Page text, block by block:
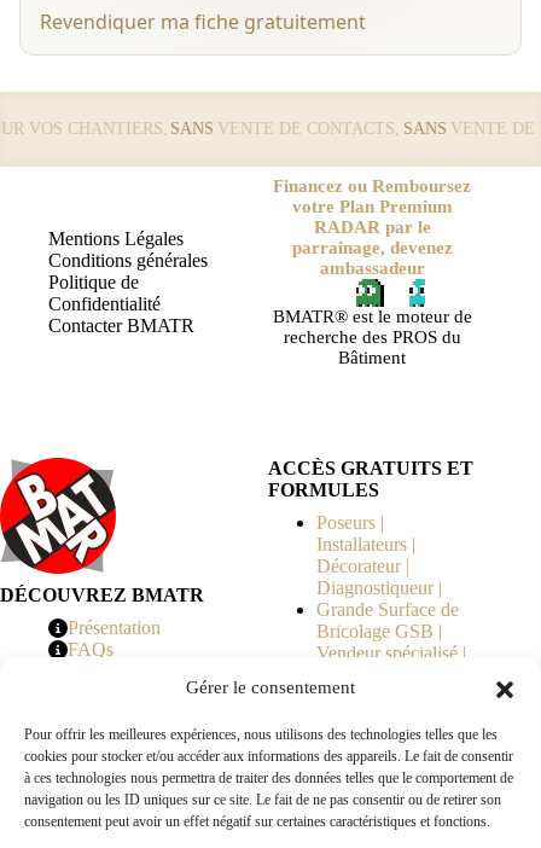
Gérer le consentement
Pour offrir les meilleures expériences, nous utilisons des technologies telles que les
cookies pour stocker et/ou accéder aux informations des appareils. Le fait de consentir
à ces technologies nous permettra de traiter des données telles que le comportement de
navigation ou les ID uniques sur ce site. Le fait de ne pas consentir ou de retirer son
consentement peut avoir un effet négatif sur certaines caractéristiques et fonctions.
Revendiquer ma fiche gratuitement
VOS CHANTIERS, SANSVENTE DE CONTACTS,SANSVENTE DE
Mentions Légales
Conditions générales
Politique de
Confidentialité
Contacter BMATR
Financez ou Remboursez
votre Plan Premium
RADAR par le
parrainage, devenez
ambassadeur
BMATR® est le moteur de
recherche des PROS du
Bâtiment
DÉCOUVREZ BMATR
Présentation
FAQs
ACCÈS GRATUITS ET
FORMULES
Poseurs |
Installateurs |
Décorateur |
Diagnostiqueur |
Grande Surface de
Bricolage GSB |
Vendeur spécialisé |
Copropriété | MOE |
en Travaux |
Fabricants | Marque |
© 2026 BMATR® — Tous droits réservés.